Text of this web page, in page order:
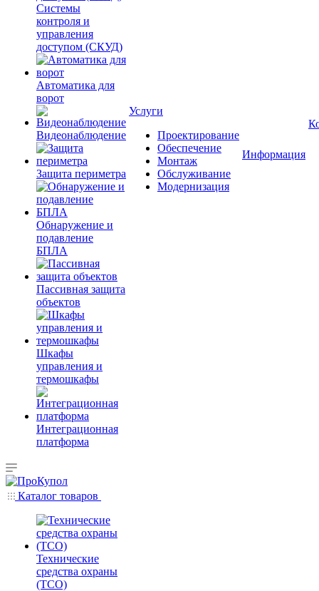
Системы
контроля и
управления
доступом (СКУД)
Автоматика для
ворот
Видеонаблюдение
Защита периметра
Обнаружение и
подавление
БПЛА
Пассивная защита
объектов
Шкафы
управления и
термошкафы
Интеграционная
платформа
Услуги
Проектирование
Обеспечение
Монтаж
Обслуживание
Модернизация
Информация
Каталог товаров
Технические
средства охраны
(ТСО)